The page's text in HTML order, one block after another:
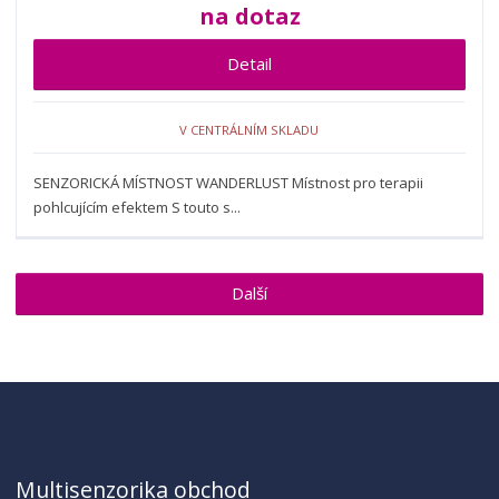
na dotaz
Detail
V CENTRÁLNÍM SKLADU
SENZORICKÁ MÍSTNOST WANDERLUST Místnost pro terapii
pohlcujícím efektem S touto s...
Další
Multisenzorika obchod